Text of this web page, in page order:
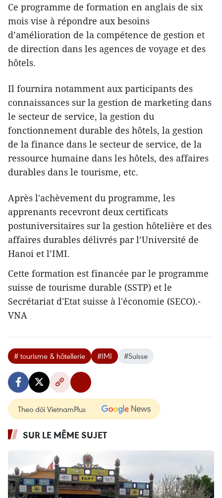
Ce programme de formation en anglais de six
mois vise à répondre aux besoins
d’amélioration de la compétence de gestion et
de direction dans les agences de voyage et des
hôtels.
Il fournira notamment aux participants des
connaissances sur la gestion de marketing dans
le secteur de service, la gestion du
fonctionnement durable des hôtels, la gestion
de la finance dans le secteur de service, de la
ressource humaine dans les hôtels, des affaires
durables dans le tourisme, etc.
Après l'achèvement du programme, les
apprenants recevront deux certificats
postuniversitaires sur la gestion hôtelière et des
affaires durables délivrés par l’Université de
Hanoi et l’IMI.
Cette formation est financée par le programme
suisse de tourisme durable (SSTP) et le
Secrétariat d'Etat suisse à l'économie (SECO).-
VNA
# tourisme & hôtellerie #IMI #Suisse
Theo dõi VietnamPlus
SUR LE MÊME SUJET